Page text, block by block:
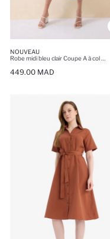
NOUVEAU
449.00 MAD